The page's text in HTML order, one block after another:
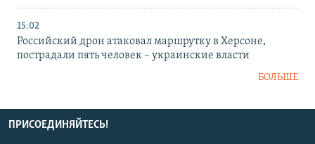
15:02
Российский дрон атаковал маршрутку в Херсоне,
пострадали пять человек – украинские власти
БОЛЬШЕ
ПРИСОЕДИНЯЙТЕСЬ!